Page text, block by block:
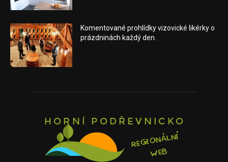
Komentované prohlídky vizovické likérky o
prázdninách každý den.